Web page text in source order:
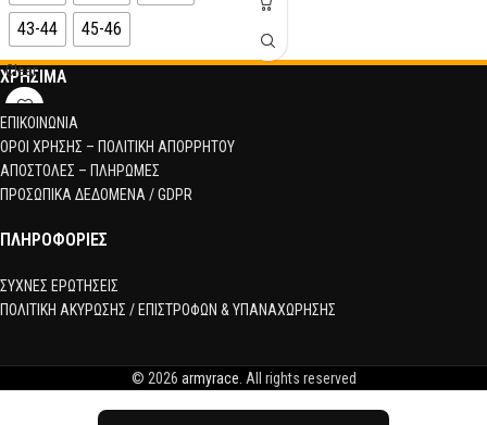
43-44
45-46
Clear
ΧΡΗΣΙΜΑ
ΕΠΙΚΟΙΝΩΝΙΑ
ΟΡΟΙ ΧΡΗΣΗΣ – ΠΟΛΙΤΙΚΗ ΑΠΟΡΡΗΤΟΥ
ΑΠΟΣΤΟΛΕΣ – ΠΛΗΡΩΜΕΣ
ΠΡΟΣΩΠΙΚΑ ΔΕΔΟΜΕΝΑ / GDPR
ΠΛΗΡΟΦΟΡΙΕΣ
ΣΥΧΝΕΣ ΕΡΩΤΗΣΕΙΣ
ΠΟΛΙΤΙΚΗ ΑΚΥΡΩΣΗΣ / ΕΠΙΣΤΡΟΦΩΝ & ΥΠΑΝΑΧΩΡΗΣΗΣ
© 2026 armyrace . All rights reserved